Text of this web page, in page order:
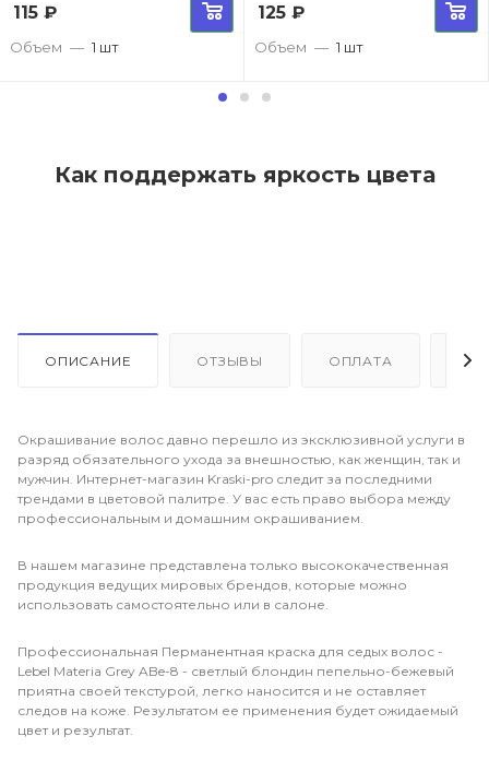
115 ₽
Объем — 1 шт
125 ₽
Объем — 1 шт
Как поддержать яркость цвета
ОПИСАНИЕ ОТЗЫВЫ ОПЛАТА
Окрашивание волос давно перешло из эксклюзивной услуги в
разряд обязательного ухода за внешностью, как женщин, так и
мужчин. Интернет-магазин Kraski-pro следит за последними
трендами в цветовой палитре. У вас есть право выбора между
профессиональным и домашним окрашиванием.
В нашем магазине представлена только высококачественная
продукция ведущих мировых брендов, которые можно
использовать самостоятельно или в салоне.
Профессиональная Перманентная краска для седых волос -
Lebel Materia Grey ABe-8 - светлый блондин пепельно-бежевый
приятна своей текстурой, легко наносится и не оставляет
следов на коже. Результатом ее применения будет ожидаемый
цвет и результат.